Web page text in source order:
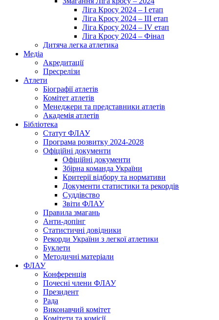
Ліга Кросу 2024 – I етап
Ліга Кросу 2024 – III етап
Ліга Кросу 2024 – IV етап
Ліга Кросу 2024 – Фінал
Дитяча легка атлетика
Медіа
Акредитації
Пресрелізи
Атлети
Біографії атлетів
Комітет атлетів
Менеджери та представники атлетів
Академія атлетів
Бібліотека
Статут ФЛАУ
Програма розвитку 2024-2028
Офіційні документи
Офіційні документи
Збірна команда України
Критерії відбору та нормативи
Документи статистики та рекордів
Суддівство
Звіти ФЛАУ
Правила змагань
Анти-допінг
Статистичні довідники
Рекорди України з легкої атлетики
Буклети
Методичні матеріали
ФЛАУ
Конференція
Почесні члени ФЛАУ
Президент
Рада
Виконавчий комітет
Комітети та комісії